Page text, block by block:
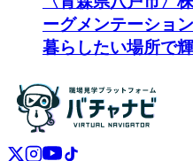
ーグメンテーショ
暮らしたい場所で